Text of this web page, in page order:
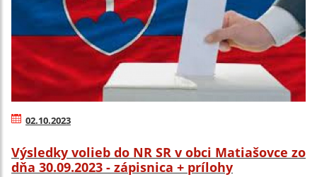
02.10.2023
Výsledky volieb do NR SR v obci Matiašovce zo
dňa 30.09.2023 - zápisnica + prílohy